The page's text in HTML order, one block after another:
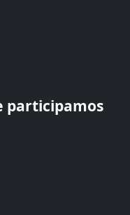
participamos